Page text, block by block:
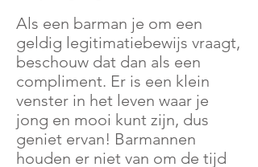
Als een barman je om een
geldig legitimatiebewijs vraagt,
beschouw dat dan als een
compliment. Er is een klein
venster in het leven waar je
jong en mooi kunt zijn, dus
geniet ervan! Barmannen
houden er niet van om de tijd